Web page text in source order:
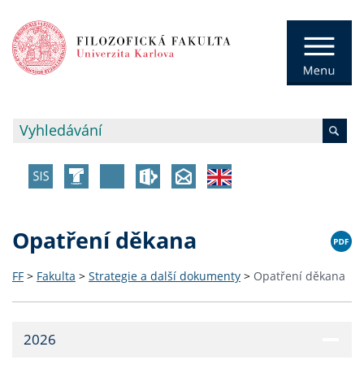
Opatření děkana
FF > Fakulta > Strategie a další dokumenty > Opatření děkana
2026